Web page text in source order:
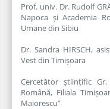
Prof. univ. Dr. Rudolf
Napoca și Academia
Umane din Sibiu
Dr. Sandra HIRSCH,
Vest din Timișoara
Cercetător științific
Română, Filiala
Maiorescu”